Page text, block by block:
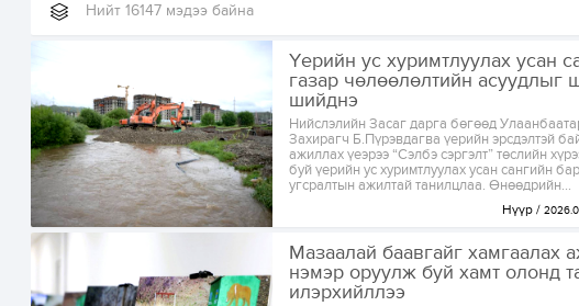
Нийт 16147 мэдээ байна
Үерийн ус хуримтлуулах усан
газар чөлөөлөлтийн асуудлыг
шийднэ
Нийслэлийн Засаг дарга бөгөөд
Захирагч Б.Пүрэвдагва үерийн эрсдэлтэй
ажиллах үеэрээ “Сэлбэ сэргэлт” төслийн
буй үерийн ус хуримтлуулах усан сангийн
угсралтын ажилтай танилцлаа. Өнөөдрийн...
Нүүр
Мазаалай баавгайг хамгаалах
нэмэр оруулж буй хамт олонд
илэрхийллээ